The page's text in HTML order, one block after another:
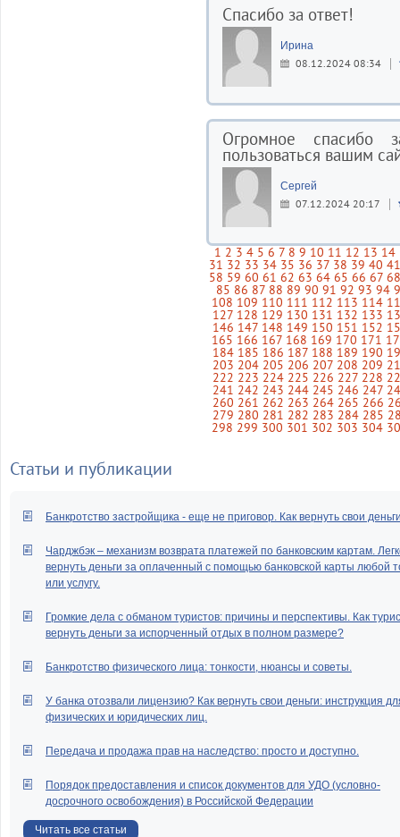
Спасибо за ответ!
Ирина
08.12.2024 08:34
Огромное спасибо
пользоваться вашим
Сергей
07.12.2024 20:17
1 2 3 4 5 6 7 8 9 10 11 12 13 14
31 32 33 34 35 36 37 38 39 40
58 59 60 61 62 63 64 65 66 67 68
85 86 87 88 89 90 91 92 93 94
108 109 110 111 112 113 114
127 128 129 130 131 132 133
146 147 148 149 150 151 152
165 166 167 168 169 170 171
184 185 186 187 188 189 190
203 204 205 206 207 208 209
222 223 224 225 226 227 228
241 242 243 244 245 246 247
260 261 262 263 264 265 266
279 280 281 282 283 284 285
298 299 300 301 302 303 304
Статьи и публикации
Банкротство застройщика - еще не приговор. Как вернуть свои
Чарджбэк – механизм возврата платежей по банковским картам.
вернуть деньги за оплаченный с помощью банковской карты любой
или услугу.
Громкие дела с обманом туристов: причины и перспективы. Как
вернуть деньги за испорченный отдых в полном размере?
Банкротство физического лица: тонкости, нюансы и советы.
У банка отозвали лицензию? Как вернуть свои деньги: инструкция
физических и юридических лиц.
Передача и продажа прав на наследство: просто и доступно.
Порядок предоставления и список документов для УДО (условно-
досрочного освобождения) в Российской Федерации
Читать все статьи